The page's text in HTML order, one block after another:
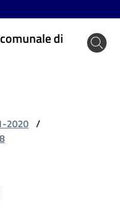
di
2020 /